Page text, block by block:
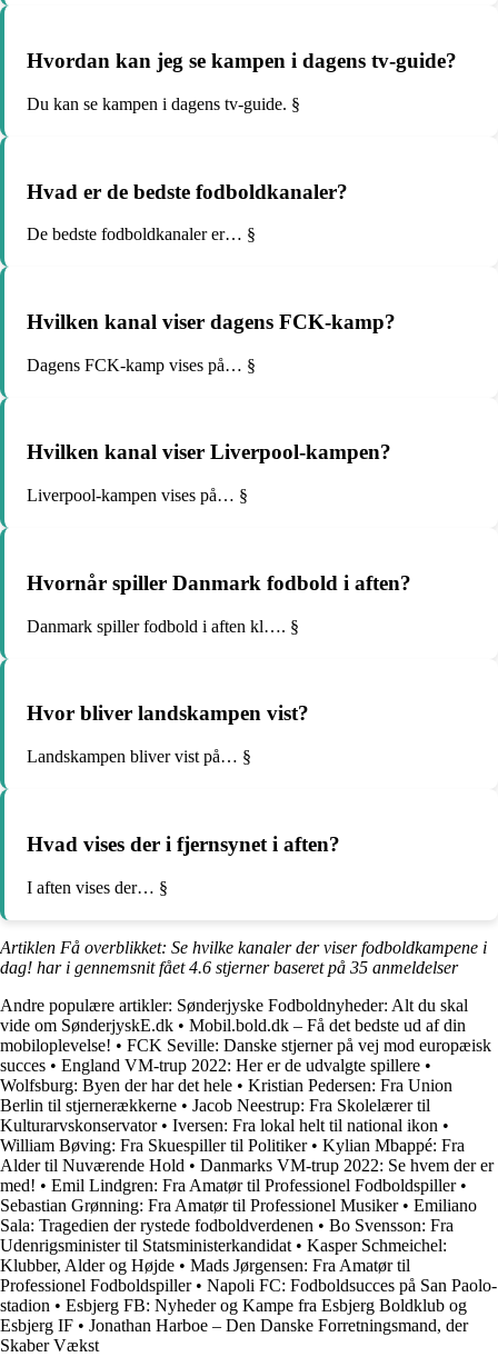
Hvordan kan jeg se kampen i dagens tv-guide?
Du kan se kampen i dagens tv-guide. §
Hvad er de bedste fodboldkanaler?
De bedste fodboldkanaler er… §
Hvilken kanal viser dagens FCK-kamp?
Dagens FCK-kamp vises på… §
Hvilken kanal viser Liverpool-kampen?
Liverpool-kampen vises på… §
Hvornår spiller Danmark fodbold i aften?
Danmark spiller fodbold i aften kl…. §
Hvor bliver landskampen vist?
Landskampen bliver vist på… §
Hvad vises der i fjernsynet i aften?
I aften vises der… §
Artiklen Få overblikket: Se hvilke kanaler der viser fodboldkampene i
dag! har i gennemsnit fået4.6 stjerner baseret på 35 anmeldelser
Andre populære artikler: Sønderjyske Fodboldnyheder: Alt du skal
vide om SønderjyskE.dk • Mobil.bold.dk – Få det bedste ud af din
mobiloplevelse! • FCK Seville: Danske stjerner på vej mod europæisk
succes • England VM-trup 2022: Her er de udvalgte spillere •
Wolfsburg: Byen der har det hele • Kristian Pedersen: Fra Union
Berlin til stjernerækkerne • Jacob Neestrup: Fra Skolelærer til
Kulturarvskonservator• Iversen: Fra lokal helt til national ikon •
William Bøving: Fra Skuespiller til Politiker• Kylian Mbappé: Fra
Alder til Nuværende Hold • Danmarks VM-trup 2022: Se hvem der er
med! • Emil Lindgren: Fra Amatør til Professionel Fodboldspiller•
Sebastian Grønning: Fra Amatør til Professionel Musiker• Emiliano
Sala: Tragedien der rystede fodboldverdenen • Bo Svensson: Fra
Udenrigsminister til Statsministerkandidat • Kasper Schmeichel:
Klubber, Alder og Højde • Mads Jørgensen: Fra Amatør til
Professionel Fodboldspiller• Napoli FC: Fodboldsucces på San Paolo-
stadion • Esbjerg FB: Nyheder og Kampe fra Esbjerg Boldklub og
Esbjerg IF • Jonathan Harboe – Den Danske Forretningsmand, der
Skaber Vækst